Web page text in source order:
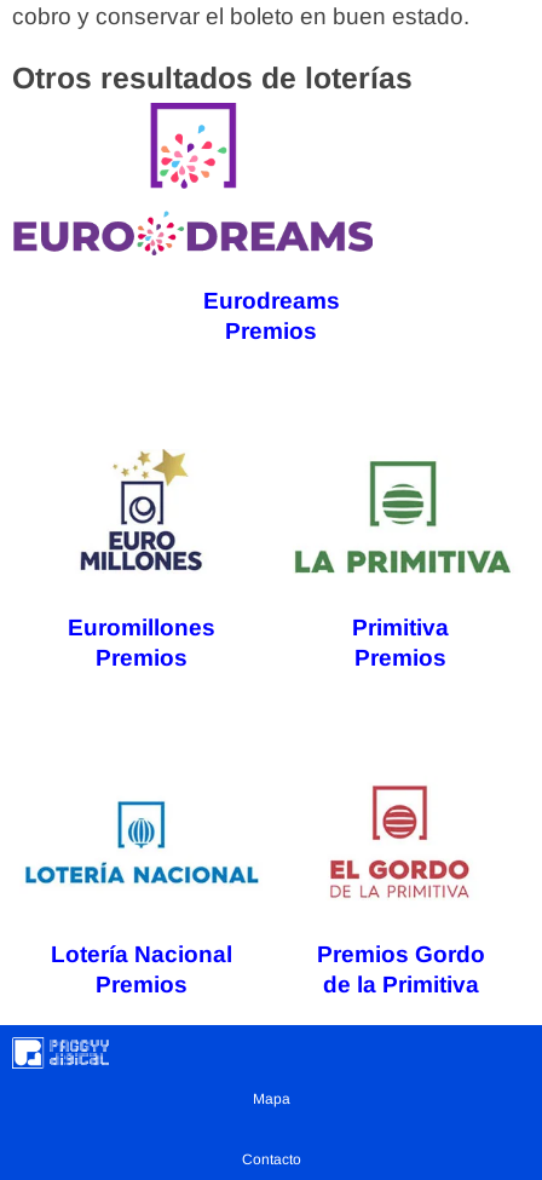
cobro y conservar el boleto en buen estado.
Otros resultados de loterías
Eurodreams
Premios
Euromillones
Premios
Primitiva
Premios
Lotería Nacional
Premios
Premios Gordo
de la Primitiva
Mapa
Contacto